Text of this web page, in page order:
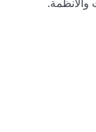
والأنظمة.